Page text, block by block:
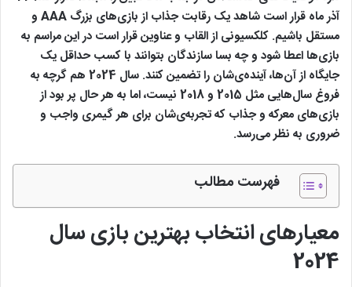
آذر ماه قرار است شاهد یک رقابت جذاب از بازی‌های بزرگ AAA و
مستقل باشیم. کلکسیونی از القاب و عناوین قرار است در این مراسم به
بازی‌ها اعطا شود و چه بسا سازندگان بتوانند با کسب حداقل یک
جایگاه از آن‌‌ها، آینده‌ی‌شان را تضمین کنند. سال 2024 هم گرچه به
فروغ سال‌هایی مثل 2015 و 2018 نیست، اما به هر حال پر بود از
بازی‌های معرکه و جذاب که تجربه‌ی‌شان برای هر گیمری واجب و
ضروری به نظر می‌رسد.
فهرست مطالب
معیارهای انتخاب بهترین بازی سال
2024